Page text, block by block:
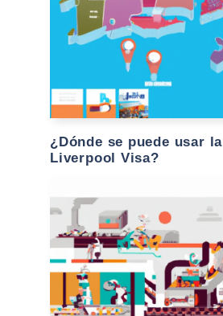
¿Dónde se puede usar
Liverpool Visa?